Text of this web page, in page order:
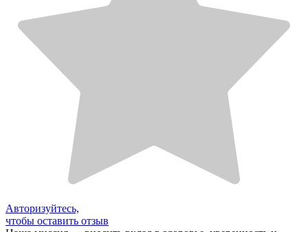
Авторизуйтесь,
чтобы оставить отзыв